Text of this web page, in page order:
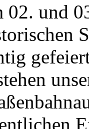
02. und